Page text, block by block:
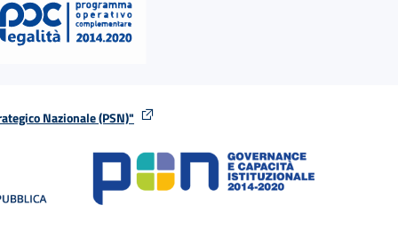
Nazionale (PSN)"